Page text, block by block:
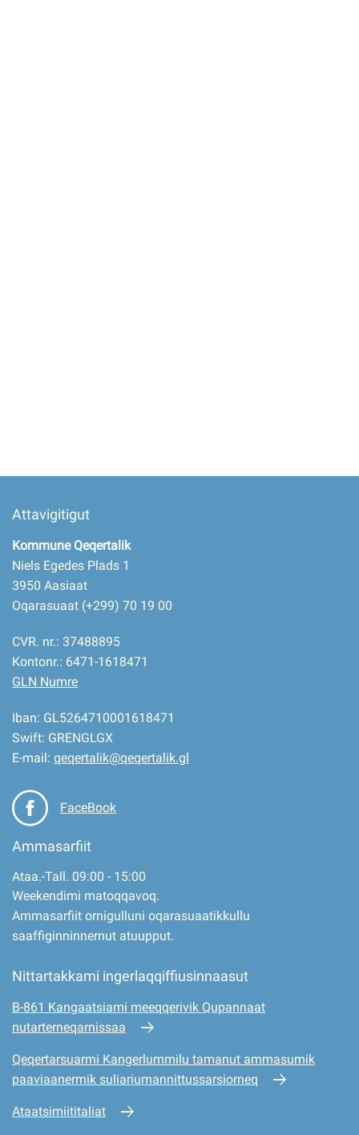
Attavigitigut
Kommune Qeqertalik
Niels Egedes Plads 1
3950 Aasiaat
Oqarasuaat (+299) 70 19 00
CVR. nr.: 37488895
Kontonr.: 6471-1618471
GLN Numre
Iban: GL5264710001618471
Swift: GRENGLGX
E-mail: qeqertalik@qeqertalik.gl
FaceBook
Ammasarfiit
Ataa.-Tall. 09:00 - 15:00
Weekendimi matoqqavoq.
Ammasarfiit ornigulluni oqarasuaatikkullu
saaffiginninnernut atuupput.
Nittartakkami ingerlaqqiffiusinnaasut
B-861 Kangaatsiami meeqqerivik Qupannaat
nutarterneqarnissaa
Qeqertarsuarmi Kangerlummilu tamanut ammasumik
paaviaanermik suliariumannittussarsiorneq
Ataatsimiititaliat